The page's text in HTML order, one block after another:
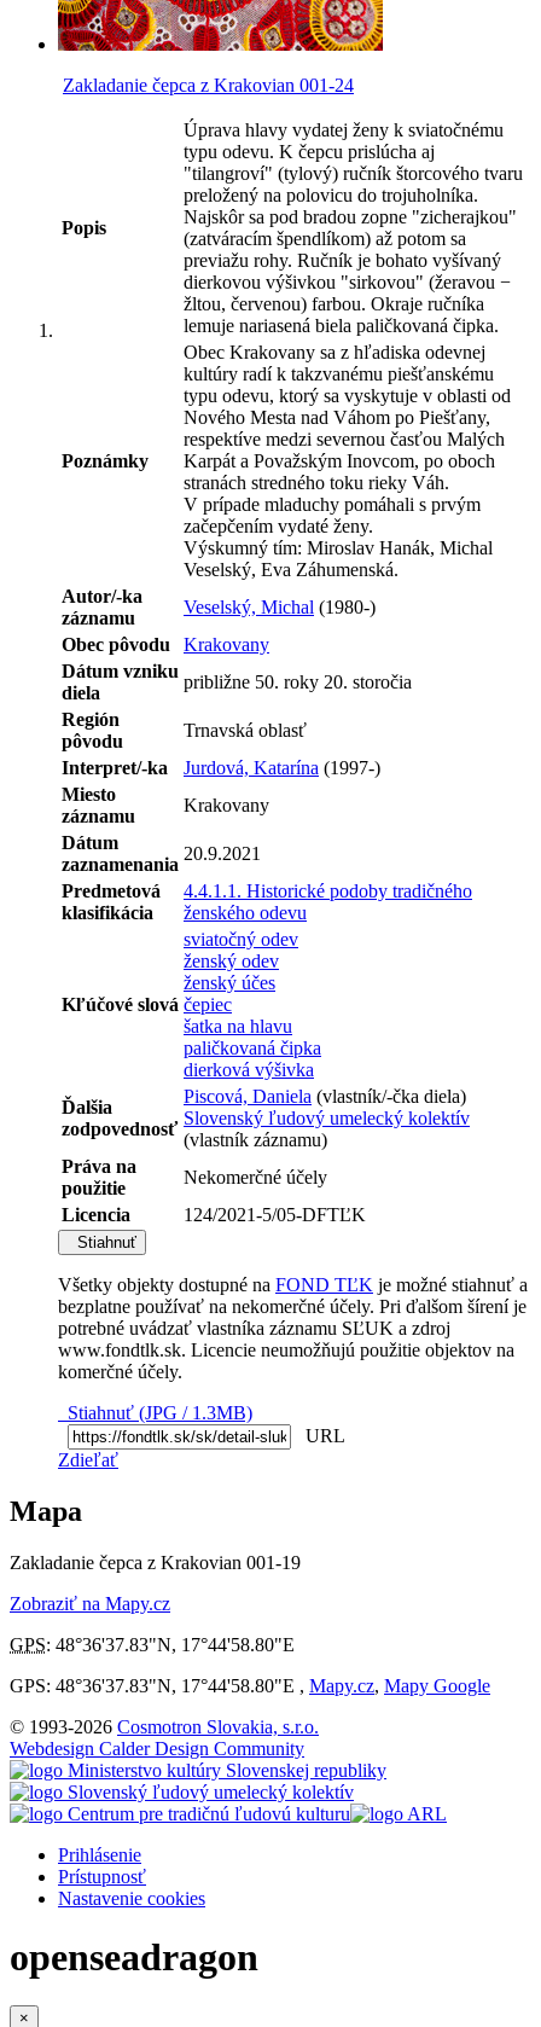
Zakladanie čepca z Krakovian 001-24
Popis
Úprava hlavy vydatej ženy k sviatočnému
typu odevu. K čepcu prislúcha aj
"tilangroví" (tylový) ručník štorcového tvaru
preložený na polovicu do trojuholníka.
Najskôr sa pod bradou zopne "zicherajkou"
(zatváracím špendlíkom) až potom sa
previažu rohy. Ručník je bohato vyšívaný
dierkovou výšivkou "sirkovou" (žeravou −
žltou, červenou) farbou. Okraje ručníka
lemuje nariasená biela paličkovaná čipka.
Poznámky
Obec Krakovany sa z hľadiska odevnej
kultúry radí k takzvanému piešťanskému
typu odevu, ktorý sa vyskytuje v oblasti od
Nového Mesta nad Váhom po Piešťany,
respektíve medzi severnou časťou Malých
Karpát a Považským Inovcom, po oboch
stranách stredného toku rieky Váh.
V prípade mladuchy pomáhali s prvým
začepčením vydaté ženy.
Výskumný tím: Miroslav Hanák, Michal
Veselský, Eva Záhumenská.
Autor/-ka
záznamu
Veselský, Michal (1980-)
Obec pôvodu
Krakovany
Dátum vzniku
diela
približne 50. roky 20. storočia
Región
pôvodu
Trnavská oblasť
Interpret/-ka
Jurdová, Katarína (1997-)
Miesto
záznamu
Krakovany
Dátum
zaznamenania
20.9.2021
Predmetová
klasifikácia
4.4.1.1. Historické podoby tradičného
ženského odevu
Kľúčové slová
sviatočný odev
ženský odev
ženský účes
čepiec
šatka na hlavu
paličkovaná čipka
dierková výšivka
Ďalšia
zodpovednosť
Piscová, Daniela (vlastník/-čka diela)
Slovenský ľudový umelecký kolektív
(vlastník záznamu)
Práva na
použitie
Nekomerčné účely
Licencia
124/2021-5/05-DFTĽK
Stiahnuť
Všetky objekty dostupné na FOND TĽK je možné stiahnuť a
bezplatne používať na nekomerčné účely. Pri ďalšom šírení je
potrebné uvádzať vlastníka záznamu SĽUK a zdroj
www.fondtlk.sk. Licencie neumožňujú použitie objektov na
komerčné účely.
Stiahnuť (JPG / 1.3MB)
URL
Zdieľať
Mapa
Zakladanie čepca z Krakovian 001-19
Zobraziť na Mapy.cz
GPS: 48°36'37.83"N, 17°44'58.80"E
GPS: 48°36'37.83"N, 17°44'58.80"E , Mapy.cz, Mapy Google
© 1993-2026 Cosmotron Slovakia, s.r.o.
Webdesign Calder Design Community
Prihlásenie
Prístupnosť
Nastavenie cookies
openseadragon
×